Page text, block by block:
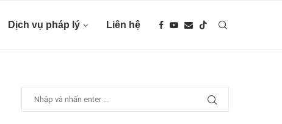
Dịch vụ pháp lý Liên hệ